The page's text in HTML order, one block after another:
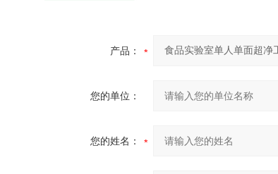
产品：
您的单位：
您的姓名：